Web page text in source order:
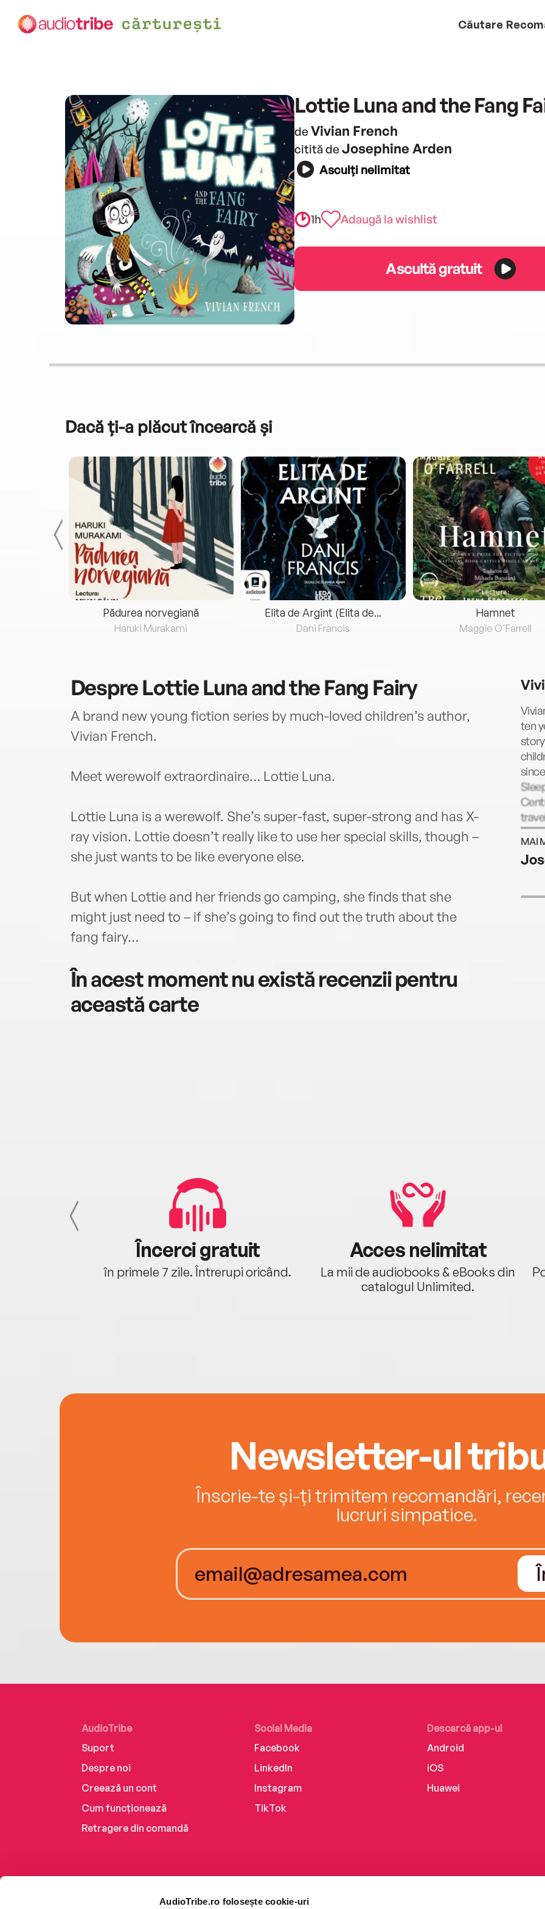
AudioTribe.ro folosește cookie-uri
Căutare
Lottie Luna and the Fang
de Vivian French
citită de Josephine Arden
Asculți nelimitat
1h Adaugă la wishlist
Ascultă gratuit
Dacă ți-a plăcut încearcă și
Pădurea norvegiană
Haruki Murakami
Elita de Argint (Elita de...
Dani Francis
Hamnet
Maggie O'Farrell
DespreLottie Luna and the Fang Fairy
A brand new young fiction series by much-loved children’s author,
Vivian French.
Meet werewolf extraordinaire… Lottie Luna.
Lottie Luna is a werewolf. She’s super-fast, super-strong and has X-
ray vision. Lottie doesn’t really like to use her special skills, though –
she just wants to be like everyone else.
But when Lottie and her friends go camping, she finds that she
might just need to – if she’s going to find out the truth about the
fang fairy…
În acest moment nu există recenzii pentru
această carte
ten
the
MAI
Încerci gratuit
în primele 7 zile. Întrerupi oricând.
Acces nelimitat
La mii de audiobooks & eBooks din
catalogul Unlimited.
Newsletter-ul
Înscrie-te și-ți trimitem recomandări,
lucruri simpatice.
AudioTribe
Suport
Despre noi
Creează un cont
Cum funcționează
Retragere din comandă
Social Media
Facebook
LinkedIn
Instagram
TikTok
Descarcă app-ul
Android
iOS
Huawei